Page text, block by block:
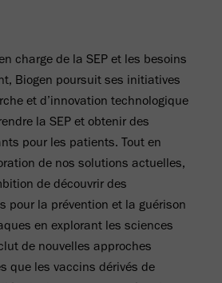
charge de la SEP et les besoins
Biogen poursuit ses initiatives
et d’innovation technologique
la SEP et obtenir des
pour les patients. Tout en
de nos solutions actuelles,
de découvrir des
pour la prévention et la guérison
en explorant les sciences
de nouvelles approches
que les vaccins dérivés de